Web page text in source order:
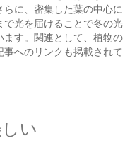
に、密集した葉の中心に
光を届けることで冬の光
す。関連として、植物の
へのリンクも掲載されて
い